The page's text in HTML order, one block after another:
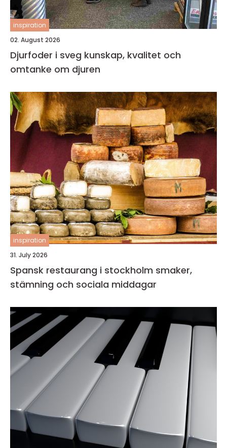
inspiration
02. August 2026
Djurfoder i sveg kunskap, kvalitet och
omtanke om djuren
inspiration
31. July 2026
Spansk restaurang i stockholm smaker,
stämning och sociala middagar